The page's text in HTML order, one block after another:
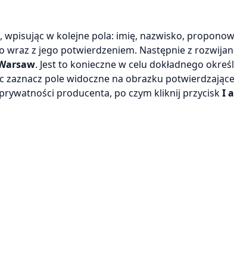
w kolejne pola: imię, nazwisko,
wraz z jego potwierdzeniem. Następnie z
. Jest to konieczne w celu dokładnego
pole widoczne na obrazku potwierdzające
producenta, po czym kliknij przyciskI